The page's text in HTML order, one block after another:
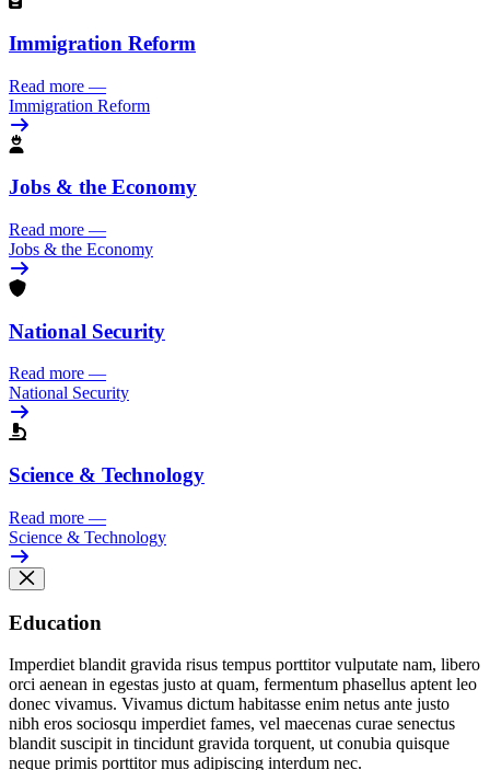
Immigration Reform
Read more —
Immigration Reform
Jobs & the Economy
Read more —
Jobs & the Economy
National Security
Read more —
National Security
Science & Technology
Read more —
Science & Technology
Education
Imperdiet blandit gravida risus tempus porttitor vulputate nam, libero
orci aenean in egestas justo at quam, fermentum phasellus aptent leo
donec vivamus. Vivamus dictum habitasse enim netus ante justo
nibh eros sociosqu imperdiet fames, vel maecenas curae senectus
blandit suscipit in tincidunt gravida torquent, ut conubia quisque
neque primis porttitor mus adipiscing interdum nec.